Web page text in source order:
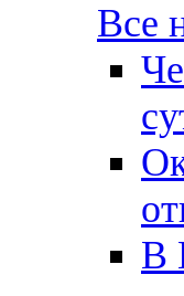
Все
В